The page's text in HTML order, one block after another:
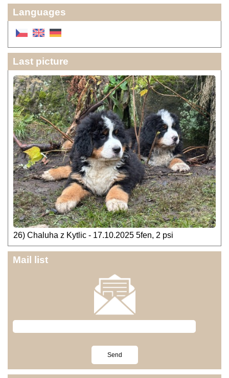
Languages
Last picture
26) Chaluha z Kytlic - 17.10.2025 5fen, 2 psi
Mail list